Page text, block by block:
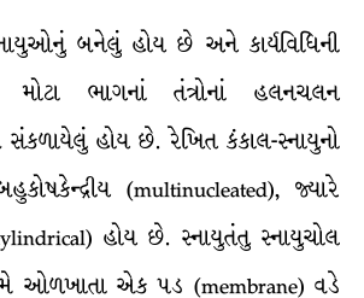
બનેલું હોય છે અને કાર્યવિધિની
મોટા ભાગનાં તંત્રોનાં હલનચલન
સંકળાયેલું હોય છે. રેખિત કંકાલ-સ્નાયુનો
(multinucleated), જ્યારે
હોય છે. સ્નાયુતંતુ સ્નાયુચોલ
ઓળખાતા એક પડ (membrane) વડે